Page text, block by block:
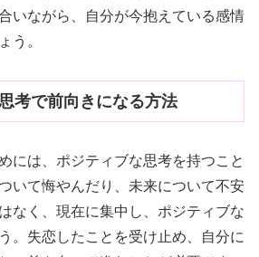
いながら、自分が今抱えている感情
う。
考で前向きになる方法
には、ポジティブな思考を持つこと
いて悔やんだり、未来について不安
なく、現在に集中し、ポジティブな
。失恋したことを受け止め、自分に